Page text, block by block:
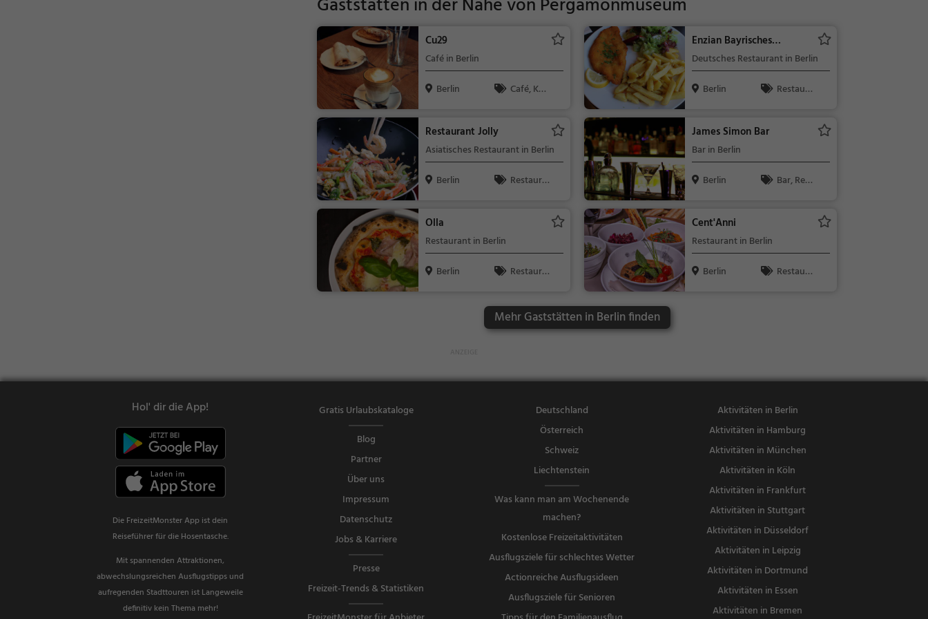
Gaststätten in der Nähe von Pergamonmuseum
Cu29
Café in Berlin
Berlin
Café, Kaff
ebäck / Teig
waren
Enzian Bayrisches
Wirtshaus
Deutsches Restaurant in Berlin
Berlin
Restaura
Abendessen,
Restaurant Jolly
Asiatisches Restaurant in Berlin
Berlin
Restaura
Mittagessen,
James Simon Bar
Bar in Berlin
Berlin
Bar, Rest
Abendessen,
Olla
Restaurant in Berlin
Berlin
Restaura
dessen, Mitta
gessen, Arabi
sch, Grill, Sna
n, Cocktails, I
za, Europäisc
h, Vegetarisc
n, Döner Keb
Cent'Anni
Restaurant in Berlin
Berlin
Restaura
Mehr Gaststätten in Berlin finden
Hol' dir die App!
Die FreizeitMonster App ist dein
Reiseführer für die Hosentasche.
Mit spannenden Attraktionen,
abwechslungsreichen Ausflugstipps und
aufregenden Stadttouren ist Langeweile
definitiv kein Thema mehr!
Gratis Urlaubskataloge
Blog
Partner
Über uns
Impressum
Datenschutz
Jobs & Karriere
Presse
Freizeit-Trends & Statistiken
Deutschland
Österreich
Schweiz
Liechtenstein
Was kann man am Wochenende
machen?
Kostenlose Freizeitaktivitäten
Ausflugsziele für schlechtes Wetter
Actionreiche Ausflugsideen
Ausflugsziele für Senioren
Aktivitäten in Berlin
Aktivitäten in Hamburg
Aktivitäten in München
Aktivitäten in Köln
Aktivitäten in Frankfurt
Aktivitäten in Stuttgart
Aktivitäten in Düsseldorf
Aktivitäten in Leipzig
Aktivitäten in Dortmund
Aktivitäten in Essen
Aktivitäten in Bremen